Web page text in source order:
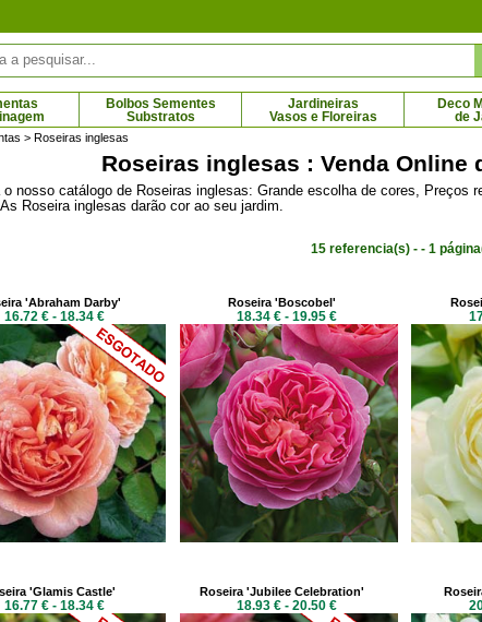
Bolbos Sementes
Substratos
Jardineiras
Vasos e Floreiras
Deco
de
Diospireiro lotus, Caqui lilás, Caqui
> Roseiras inglesas
Roseiras inglesas : Venda Online
o nosso catálogo de Roseiras inglesas: Grande escolha de cores, Preços
Roseira inglesas darão cor ao seu jardim.
15 referencia(s) - - 1
'Abraham Darby'
16.72 € - 18.34 €
Roseira 'Boscobel'
18.34 € - 19.95 €
'Glamis Castle'
16.77 € - 18.34 €
Roseira 'Jubilee Celebration'
18.93 € - 20.50 €